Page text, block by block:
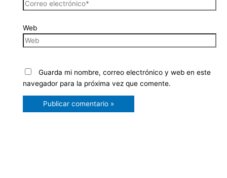
Web
Guarda mi nombre, correo electrónico y web en este
navegador para la próxima vez que comente.